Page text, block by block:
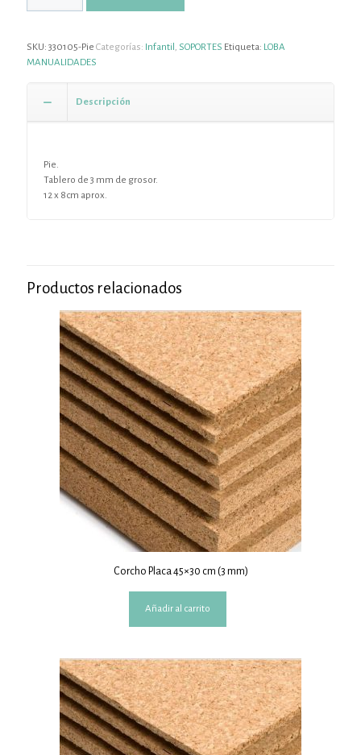
SKU: 330105-Pie Categorías: Infantil SOPORTES Etiqueta: LOBA
MANUALIDADES
Descripción
Pie.
Tablero de 3 mm de grosor.
12 x 8cm aprox.
Productos relacionados
Corcho Placa 45×30 cm (3 mm)
Añadir al carrito